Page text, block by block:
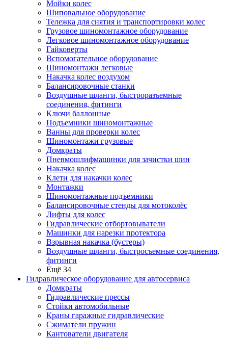
Мойки колес
Шиповальное оборудование
Тележка для снятия и транспортировки колес
Грузовое шиномонтажное оборудование
Легковое шиномонтажное оборудование
Гайковерты
Вспомогательное оборудование
Шиномонтажи легковые
Накачка колес воздухом
Балансировочные станки
Воздушные шланги, быстроразъемные
соединения, фитинги
Ключи баллонные
Подъемники шиномонтажные
Ванны для проверки колес
Шиномонтажи грузовые
Домкраты
Пневмошлифмашинки для зачистки шин
Накачка колес
Клети для накачки колес
Монтажки
Шиномонтажные подъемники
Балансировочные стенды для мотоколёс
Лифты для колес
Гидравлические отбортовыватели
Машинки для нарезки протектора
Взрывная накачка (бустеры)
Воздушные шланги, быстросъемные соединения,
фитинги
Ещё 34
Гидравлическое оборудование для автосервиса
Домкраты
Гидравлические прессы
Стойки автомобильные
Краны гаражные гидравлические
Сжиматели пружин
Кантователи двигателя